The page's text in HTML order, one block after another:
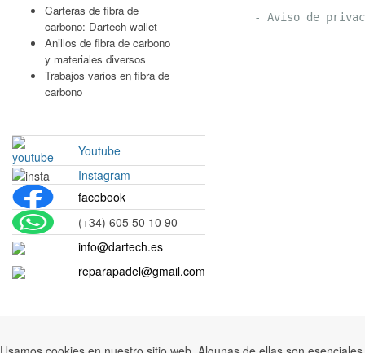
Carteras de fibra de
carbono: Dartech wallet
Anillos de fibra de carbono
y materiales diversos
Trabajos varios en fibra de
carbono
- Aviso de
Youtube
Instagram
facebook
(+34) 605 50 10 90
info@dartech.es
reparapadel@gmail.com